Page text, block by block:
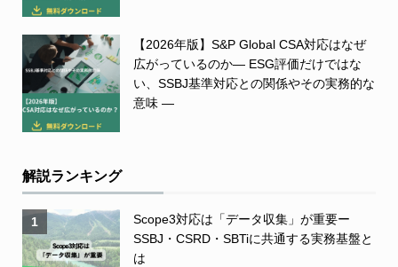
【2026年版】S&P Global CSA対応はなぜ
広がっているのか― ESG評価だけではな
い、SSBJ基準対応との関係やその実務的な
意味 ―
解説ランキング
1
Scope3対応は「データ収集」が重要ー
SSBJ・CSRD・SBTiに共通する実務基盤と
は